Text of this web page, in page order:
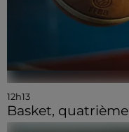
12h13
Basket,